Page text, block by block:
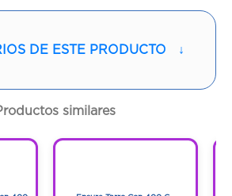
DE ESTE PRODUCTO ↓
similares